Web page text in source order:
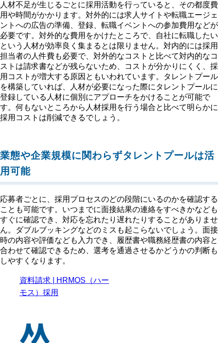
人材不足が生じるごとに採用活動を行っていると、その都度費
用や時間がかかります。対外的には求人サイトや転職エージェ
ントへの広告の準備、登録、転職イベントへの参加費用などが
必要です。対外的な費用をかけたところで、自社に転職したい
という人材が効率良く集まるとは限りません。対内的には採用
担当者の人件費も必要で、対外的なコストと比べて対内的なコ
ストは請求書などが残らないため、コストが分かりにくく、採
用コストが増大する原因ともいわれています。タレントプール
を構築していれば、人材が必要になった際にタレントプールに
登録している人材に個別にアプローチをかけることが可能で
す。何もないところから人材採用を行う場合と比べて明らかに
採用コストは削減できるでしょう。
業態や企業規模に関わらずタレントプールは活
用可能
応募者ごとに、採用プロセスのどの段階にいるのかを確認する
ことも可能です。いつまでに面接結果の連絡をすべきかなども
すぐに確認でき、対応を忘れたり遅れたりすることがありませ
ん。ダブルブッキングなどのミスも起こらないでしょう。面接
時の内容や評価なども入力でき、履歴書や職務経歴書の内容と
合わせて確認できるため、選考を通過させるかどうかの判断も
しやすくなります。
資料請求 | HRMOS（ハー
モス）採用